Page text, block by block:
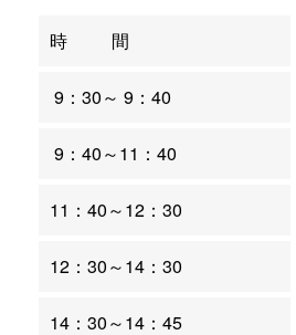
時 間
9：30～ 9：40
9：40～11：40
11：40～12：30
12：30～14：30
14：30～14：45